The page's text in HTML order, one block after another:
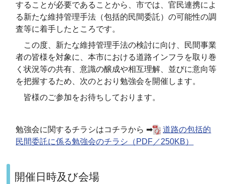
することが必要であることから、市では、官民連携によ
る新たな維持管理手法（包括的民間委託）の可能性の調
査等に着手したところです。
この度、新たな維持管理手法の検討に向け、民間事業
者の皆様を対象に、本市における道路インフラを取り巻
く状況等の共有、意識の醸成や相互理解、並びに意向等
を把握するため、次のとおり勉強会を開催します。
皆様のご参加をお待ちしております。
勉強会に関するチラシはコチラから ➡
道路の包括的
民間委託に係る勉強会のチラシ（PDF／250KB）
開催日時及び会場